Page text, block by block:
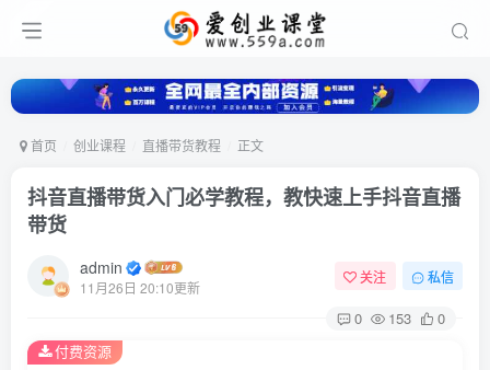
首页 创业课程 直播带货教程 正文
抖音直播带货入门必学教程，教快速上手抖音直播
带货
admin
11月26日 20:10更新
关注 私信
0 153 0
付费资源